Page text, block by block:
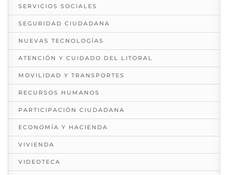
SERVICIOS SOCIALES
SEGURIDAD CIUDADANA
NUEVAS TECNOLOGÍAS
ATENCIÓN Y CUIDADO DEL LITORAL
MOVILIDAD Y TRANSPORTES
RECURSOS HUMANOS
PARTICIPACIÓN CIUDADANA
ECONOMÍA Y HACIENDA
VIVIENDA
VIDEOTECA